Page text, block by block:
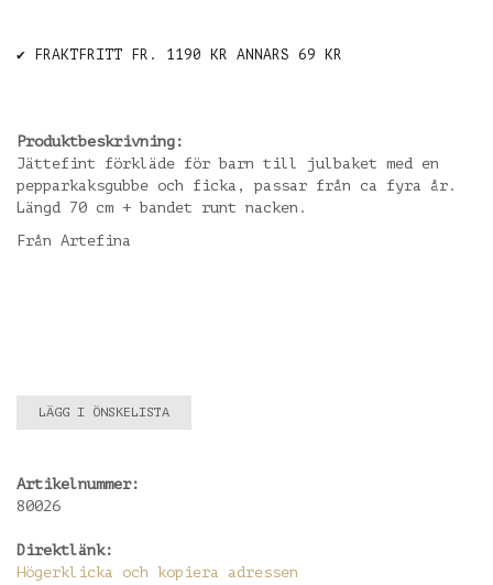
✔️ FRAKTFRITT FR. 1190 KR ANNARS 69 KR
Produktbeskrivning:
Jättefint förkläde för barn till julbaket med en
pepparkaksgubbe och ficka, passar från ca fyra år.
Längd 70 cm + bandet runt nacken.
Från Artefina
LÄGG I ÖNSKELISTA
Artikelnummer:
80026
Direktlänk:
Högerklicka och kopiera adressen